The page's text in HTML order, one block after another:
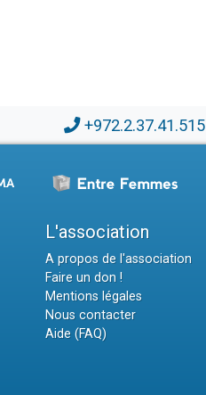
+972.2.37.41.515
L'association
A propos de l'association
Faire un don !
Mentions légales
Nous contacter
Aide (FAQ)